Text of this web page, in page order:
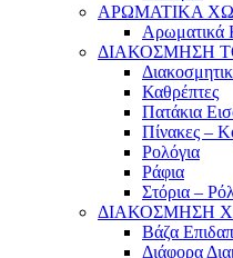
ΑΡΩΜΑΤΙΚΑ
Αρωματικά
ΔΙΑΚΟΣΜΗΣΗ
Καθρέπτες
Πατάκια
Πίνακες –
Ρολόγια
Ράφια
Στόρια –
ΔΙΑΚΟΣΜΗΣΗ
Βάζα
Διάφορα